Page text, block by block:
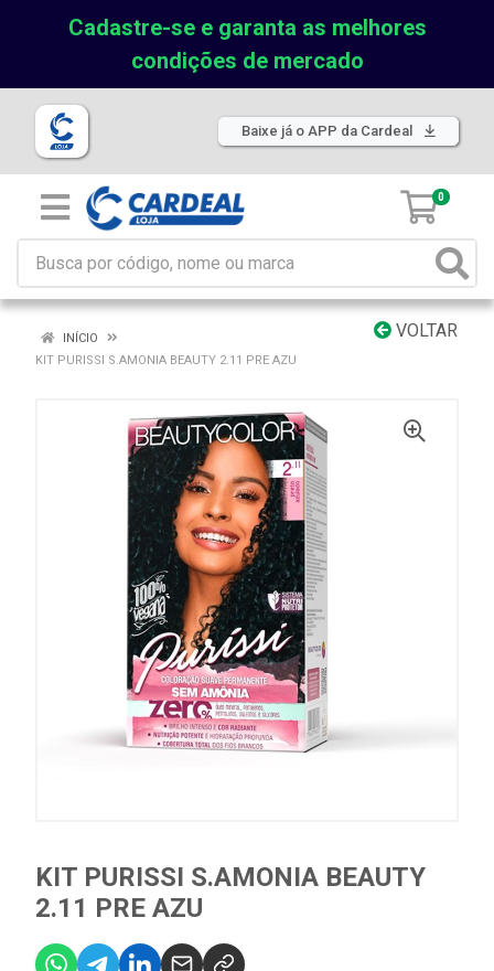
Cadastre-se e garanta as melhores
condições de mercado
Baixe já o APP da Cardeal
0
VOLTAR
INÍCIO
KIT PURISSI S.AMONIA BEAUTY 2.11 PRE AZU
KIT PURISSI S.AMONIA BEAUTY
2.11 PRE AZU